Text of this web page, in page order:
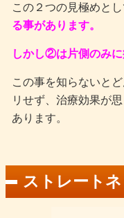
この２つの見極めとし
る事があります。
しかし②は片側のみ
この事を知らないと
リせず、治療効果が
あります。
ストレート